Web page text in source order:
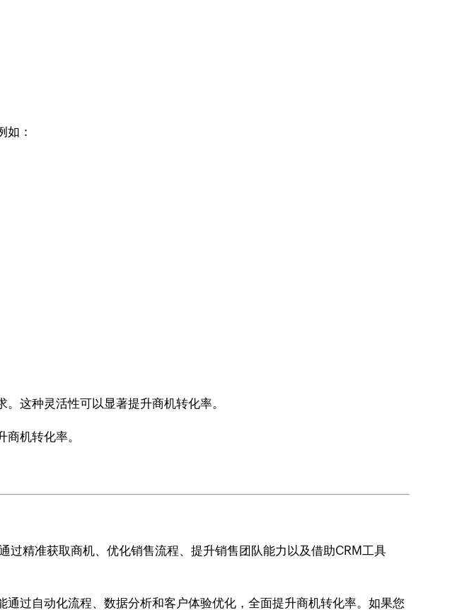
如：
这种灵活性可以显著提升商机转化率。
机转化率。
精准获取商机、优化销售流程、提升销售团队能力以及借助CRM工具
过自动化流程、数据分析和客户体验优化，全面提升商机转化率。如果您